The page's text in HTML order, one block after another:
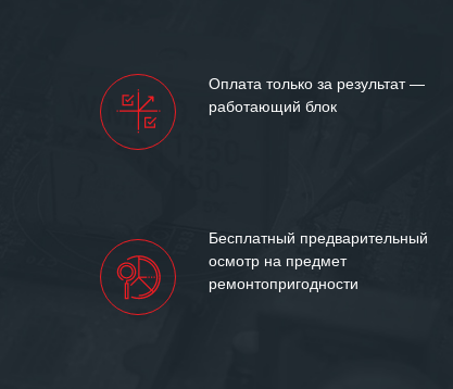
Оплата только за результат —
работающий блок
Бесплатный предварительный
осмотр на предмет
ремонтопригодности